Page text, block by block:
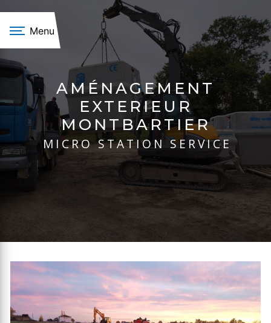
Menu
AMÉNAGEMENT
EXTERIEUR
MONTBARTIER
MICRO STATION SERVICE
Panneau de gestion des cookies